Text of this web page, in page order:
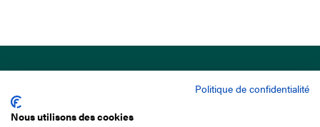
Politique de confidentialité
Nous utilisons des cookies